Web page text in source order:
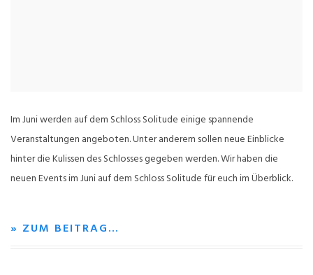
Im Juni werden auf dem Schloss Solitude einige spannende
Veranstaltungen angeboten. Unter anderem sollen neue Einblicke
hinter die Kulissen des Schlosses gegeben werden. Wir haben die
neuen Events im Juni auf dem Schloss Solitude für euch im Überblick.
» ZUM BEITRAG…